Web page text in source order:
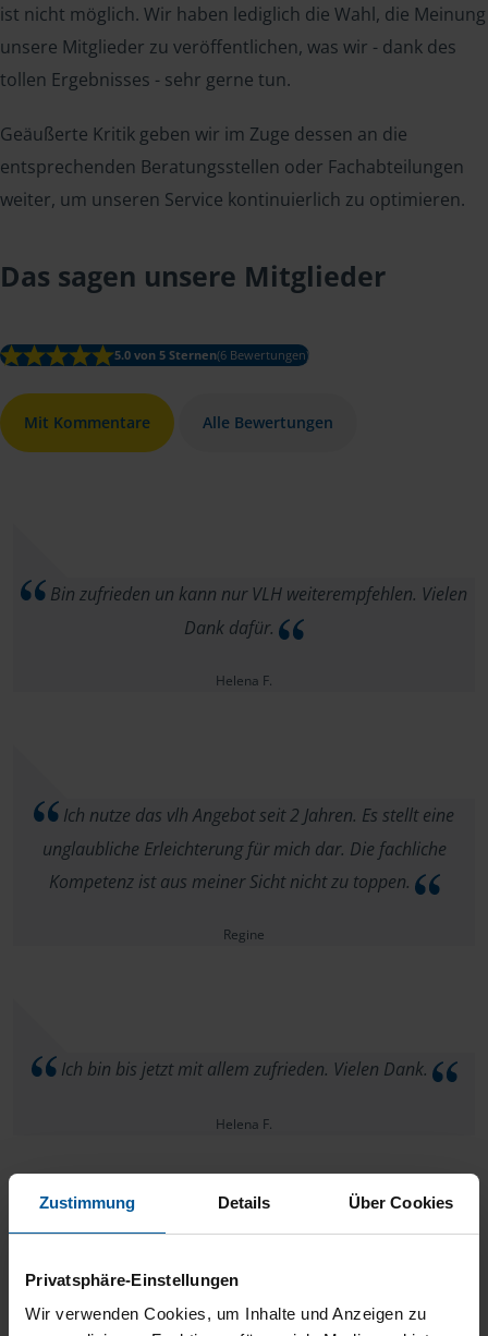
Zustimmung Details Über Cookies
Privatsphäre-Einstellungen
Wir verwenden Cookies, um Inhalte und Anzeigen zu
ist nicht möglich. Wir haben lediglich die Wahl, die Meinung
unsere Mitglieder zu veröffentlichen, was wir - dank des
tollen Ergebnisses - sehr gerne tun.
Geäußerte Kritik geben wir im Zuge dessen an die
entsprechenden Beratungsstellen oder Fachabteilungen
weiter, um unseren Service kontinuierlich zu optimieren.
Das sagen unsere Mitglieder
5.0 von 5 Sternen(6 Bewertungen)
Mit Kommentare Alle Bewertungen
Bin zufrieden un kann nur VLH weiterempfehlen. Vielen
Dank dafür.
Helena F.
Ich nutze das vlh Angebot seit 2 Jahren. Es stellt eine
unglaubliche Erleichterung für mich dar. Die fachliche
Kompetenz ist aus meiner Sicht nicht zu toppen.
Regine
Ich bin bis jetzt mit allem zufrieden. Vielen Dank.
Helena F.
Kompetenz war überdurchschnittlich.